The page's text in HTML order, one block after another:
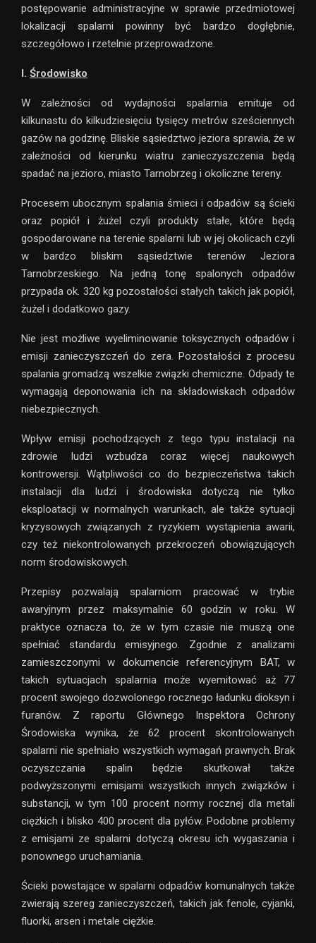
postępowanie administracyjne w sprawie przedmiotowej
lokalizacji spalarni powinny być bardzo dogłębnie,
szczegółowo i rzetelnie przeprowadzone.
I. Środowisko
W zależności od wydajności spalarnia emituje od
kilkunastu do kilkudziesięciu tysięcy metrów sześciennych
gazów na godzinę. Bliskie sąsiedztwo jeziora sprawia, że w
zależności od kierunku wiatru zanieczyszczenia będą
spadać na jezioro, miasto Tarnobrzeg i okoliczne tereny.
Procesem ubocznym spalania śmieci i odpadów są ścieki
oraz popiół i żużel czyli produkty stałe, które będą
gospodarowane na terenie spalarni lub w jej okolicach czyli
w bardzo bliskim sąsiedztwie terenów Jeziora
Tarnobrzeskiego. Na jedną tonę spalonych odpadów
przypada ok. 320 kg pozostałości stałych takich jak popiół,
żużel i dodatkowo gazy.
Nie jest możliwe wyeliminowanie toksycznych odpadów i
emisji zanieczyszczeń do zera. Pozostałości z procesu
spalania gromadzą wszelkie związki chemiczne. Odpady te
wymagają deponowania ich na składowiskach odpadów
niebezpiecznych.
Wpływ emisji pochodzących z tego typu instalacji na
zdrowie ludzi wzbudza coraz więcej naukowych
kontrowersji. Wątpliwości co do bezpieczeństwa takich
instalacji dla ludzi i środowiska dotyczą nie tylko
eksploatacji w normalnych warunkach, ale także sytuacji
kryzysowych związanych z ryzykiem wystąpienia awarii,
czy też niekontrolowanych przekroczeń obowiązujących
norm środowiskowych.
Przepisy pozwalają spalarniom pracować w trybie
awaryjnym przez maksymalnie 60 godzin w roku. W
praktyce oznacza to, że w tym czasie nie muszą one
spełniać standardu emisyjnego. Zgodnie z analizami
zamieszczonymi w dokumencie referencyjnym BAT, w
takich sytuacjach spalarnia może wyemitować aż 77
procent swojego dozwolonego rocznego ładunku dioksyn i
furanów. Z raportu Głównego Inspektora Ochrony
Środowiska wynika, że 62 procent skontrolowanych
spalarni nie spełniało wszystkich wymagań prawnych. Brak
oczyszczania spalin będzie skutkował także
podwyższonymi emisjami wszystkich innych związków i
substancji, w tym 100 procent normy rocznej dla metali
ciężkich i blisko 400 procent dla pyłów. Podobne problemy
z emisjami ze spalarni dotyczą okresu ich wygaszania i
ponownego uruchamiania.
Ścieki powstające w spalarni odpadów komunalnych także
zwierają szereg zanieczyszczeń, takich jak fenole, cyjanki,
fluorki, arsen i metale ciężkie.